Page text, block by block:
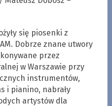
się piosenki z
Dobrze znane utwory
przez
w Warszawie przy
instrumentów,
i pianino, nabrały
artystów dla